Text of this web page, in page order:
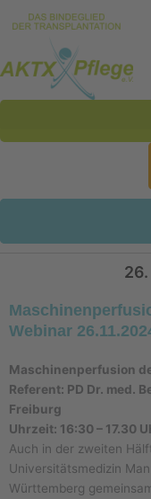
springen
Inhalt
Webinar
Maschinenperfusion
Referent: PD Dr. med.
Freiburg
Uhrzeit: 16:30 – 17.30
Auch in der zweiten
Universitätsmedizin
Württemberg